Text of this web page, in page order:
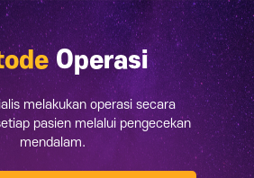
Operasi
melakukan operasi secara
pasien melalui pengecekan
mendalam.